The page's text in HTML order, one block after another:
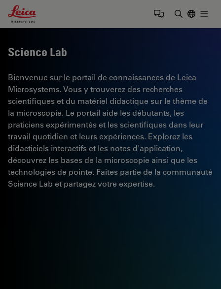
Leica Microsystems Logo
Science Lab
Bienvenue sur le portail de connaissances de Leica
Microsystems. Vous y trouverez des recherches
scientifiques et du matériel didactique sur le thème de
la microscopie. Le portail aide les débutants, les
praticiens expérimentés et les scientifiques dans leur
travail quotidien et leurs expériences. Explorez les
didacticiels interactifs et les notes d'application,
découvrez les bases de la microscopie ainsi que les
technologies de pointe. Faites partie de la communauté
Science Lab et partagez votre expertise.